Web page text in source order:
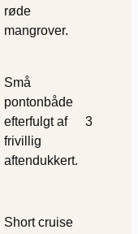
røde
mangrover.
Små
pontonbåde
efterfulgt af
frivillig
aftendukkert.
3
Short cruise